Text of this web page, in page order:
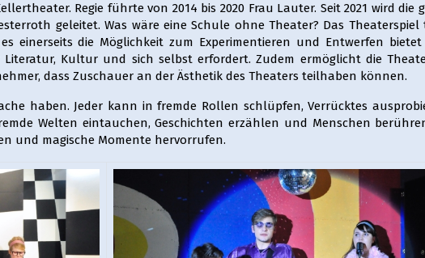
Regie führte von 2014 bis 2020 Frau Lauter. Seit 2021 wird die
geleitet. Was wäre eine Schule ohne Theater? Das Theaterspiel
einerseits die Möglichkeit zum Experimentieren und Entwerfen
Kultur und sich selbst erfordert. Zudem ermöglicht die
dass Zuschauer an der Ästhetik des Theaters teilhaben können.
haben. Jeder kann in fremde Rollen schlüpfen, Verrücktes
Welten eintauchen, Geschichten erzählen und Menschen
und magische Momente hervorrufen.